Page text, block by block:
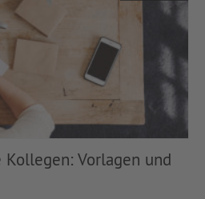
Kollegen: Vorlagen und